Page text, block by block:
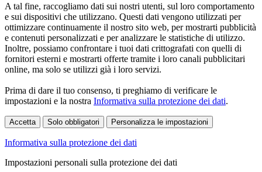
A tal fine, raccogliamo dati sui nostri utenti, sul loro comportamento
e sui dispositivi che utilizzano. Questi dati vengono utilizzati per
ottimizzare continuamente il nostro sito web, per mostrarti pubblicità
e contenuti personalizzati e per analizzare le statistiche di utilizzo.
Inoltre, possiamo confrontare i tuoi dati crittografati con quelli di
fornitori esterni e mostrarti offerte tramite i loro canali pubblicitari
online, ma solo se utilizzi già i loro servizi.
Prima di dare il tuo consenso, ti preghiamo di verificare le
impostazioni e la nostra Informativa sulla protezione dei dati.
Accetta Solo obbligatori Personalizza le impostazioni
Informativa sulla protezione dei dati
Impostazioni personali sulla protezione dei dati